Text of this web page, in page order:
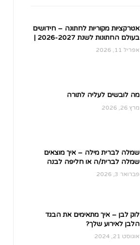
אטרקציות מקוריות לחתונה – חידושים
בעולם החתונות לשנת 2026-2027 |
הטרנדים הלוהטים ביותר בארץ
אפריל 11, 2026
מה לובשים לעליה לתורה
מרץ 26, 2026
שמלה לברית מילה – איך מוצאים
שמלה לברית/ה או חליפה לבנה
אחרי לידה לברית מילה ובריתה?
פברואר 3, 2026
לוק לבן – איך מתאימים את הבגד
הלבן לאירוע שלך?
אוגוסט 21, 2024